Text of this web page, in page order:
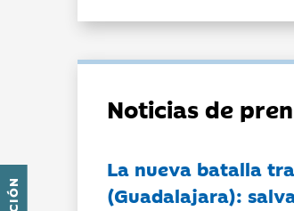
Noticias de
La nueva batalla
(Guadalajara):